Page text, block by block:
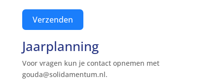
Verzenden
Jaarplanning
Voor vragen kun je contact opnemen met
gouda@solidamentum.nl.